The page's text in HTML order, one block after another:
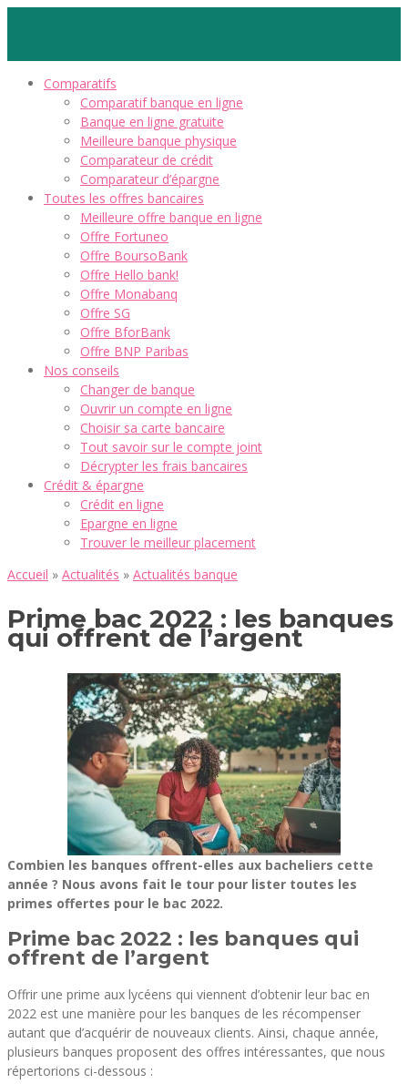
Comparatifs
Comparatif banque en ligne
Banque en ligne gratuite
Meilleure banque physique
Comparateur de crédit
Comparateur d’épargne
Toutes les offres bancaires
Meilleure offre banque en ligne
Offre Fortuneo
Offre BoursoBank
Offre Hello bank!
Offre Monabanq
Offre SG
Offre BforBank
Offre BNP Paribas
Nos conseils
Changer de banque
Ouvrir un compte en ligne
Choisir sa carte bancaire
Tout savoir sur le compte joint
Décrypter les frais bancaires
Crédit & épargne
Crédit en ligne
Epargne en ligne
Trouver le meilleur placement
Accueil » Actualités » Actualités banque
Prime bac 2022 : les banques
qui offrent de l’argent
Combien les banques offrent-elles aux bacheliers cette
année ? Nous avons fait le tour pour lister toutes les
primes offertes pour le bac 2022.
Prime bac 2022 : les banques qui
offrent de l’argent
Offrir une prime aux lycéens qui viennent d’obtenir leur bac en
2022 est une manière pour les banques de les récompenser
autant que d’acquérir de nouveaux clients. Ainsi, chaque année,
plusieurs banques proposent des offres intéressantes, que nous
répertorions ci-dessous :